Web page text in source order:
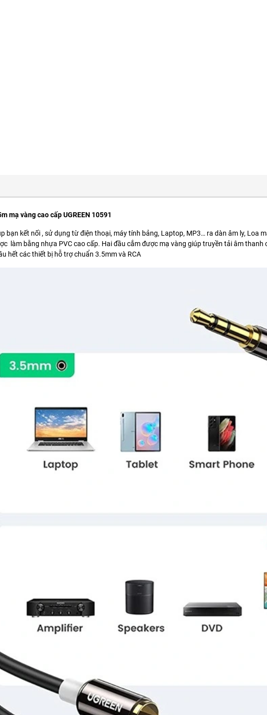
mạ vàng cao cấp UGREEN 10591
bạn kết nối , sử dụng từ điện thoại, máy tính bảng, Laptop, MP3… ra dàn âm ly, Loa
làm bằng nhựa PVC cao cấp. Hai đầu cắm được mạ vàng giúp truyền tải âm
hết các thiết bị hỗ trợ chuẩn 3.5mm và RCA